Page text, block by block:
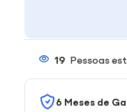
19 Pessoas
6 Meses de